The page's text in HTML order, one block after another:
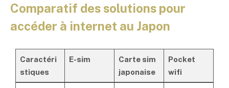
Comparatif des solutions pour
accéder à internet au Japon
Caractéri
stiques
E-sim
Carte sim
japonaise
Pocket
wifi